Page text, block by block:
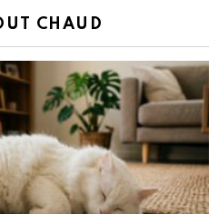
CHAUD